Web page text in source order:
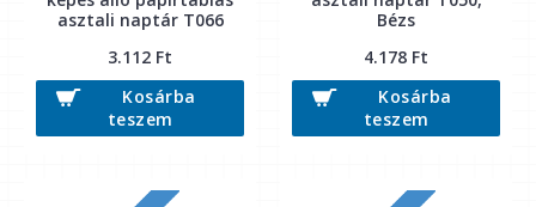
asztali naptár T066
3.112 Ft
Kosárba
teszem
Bézs
4.178 Ft
Kosárba
teszem